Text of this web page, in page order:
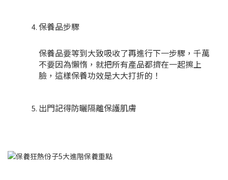
保養品步驟
保養品要等到大致吸收了再進行下一步驟，千萬
不要因為懶惰，就把所有產品都擠在一起擦上
臉，這樣保養功效是大大打折的！
出門記得防曬隔離保護肌膚